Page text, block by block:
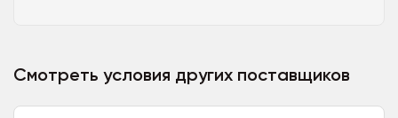
Смотреть условия других поставщиков